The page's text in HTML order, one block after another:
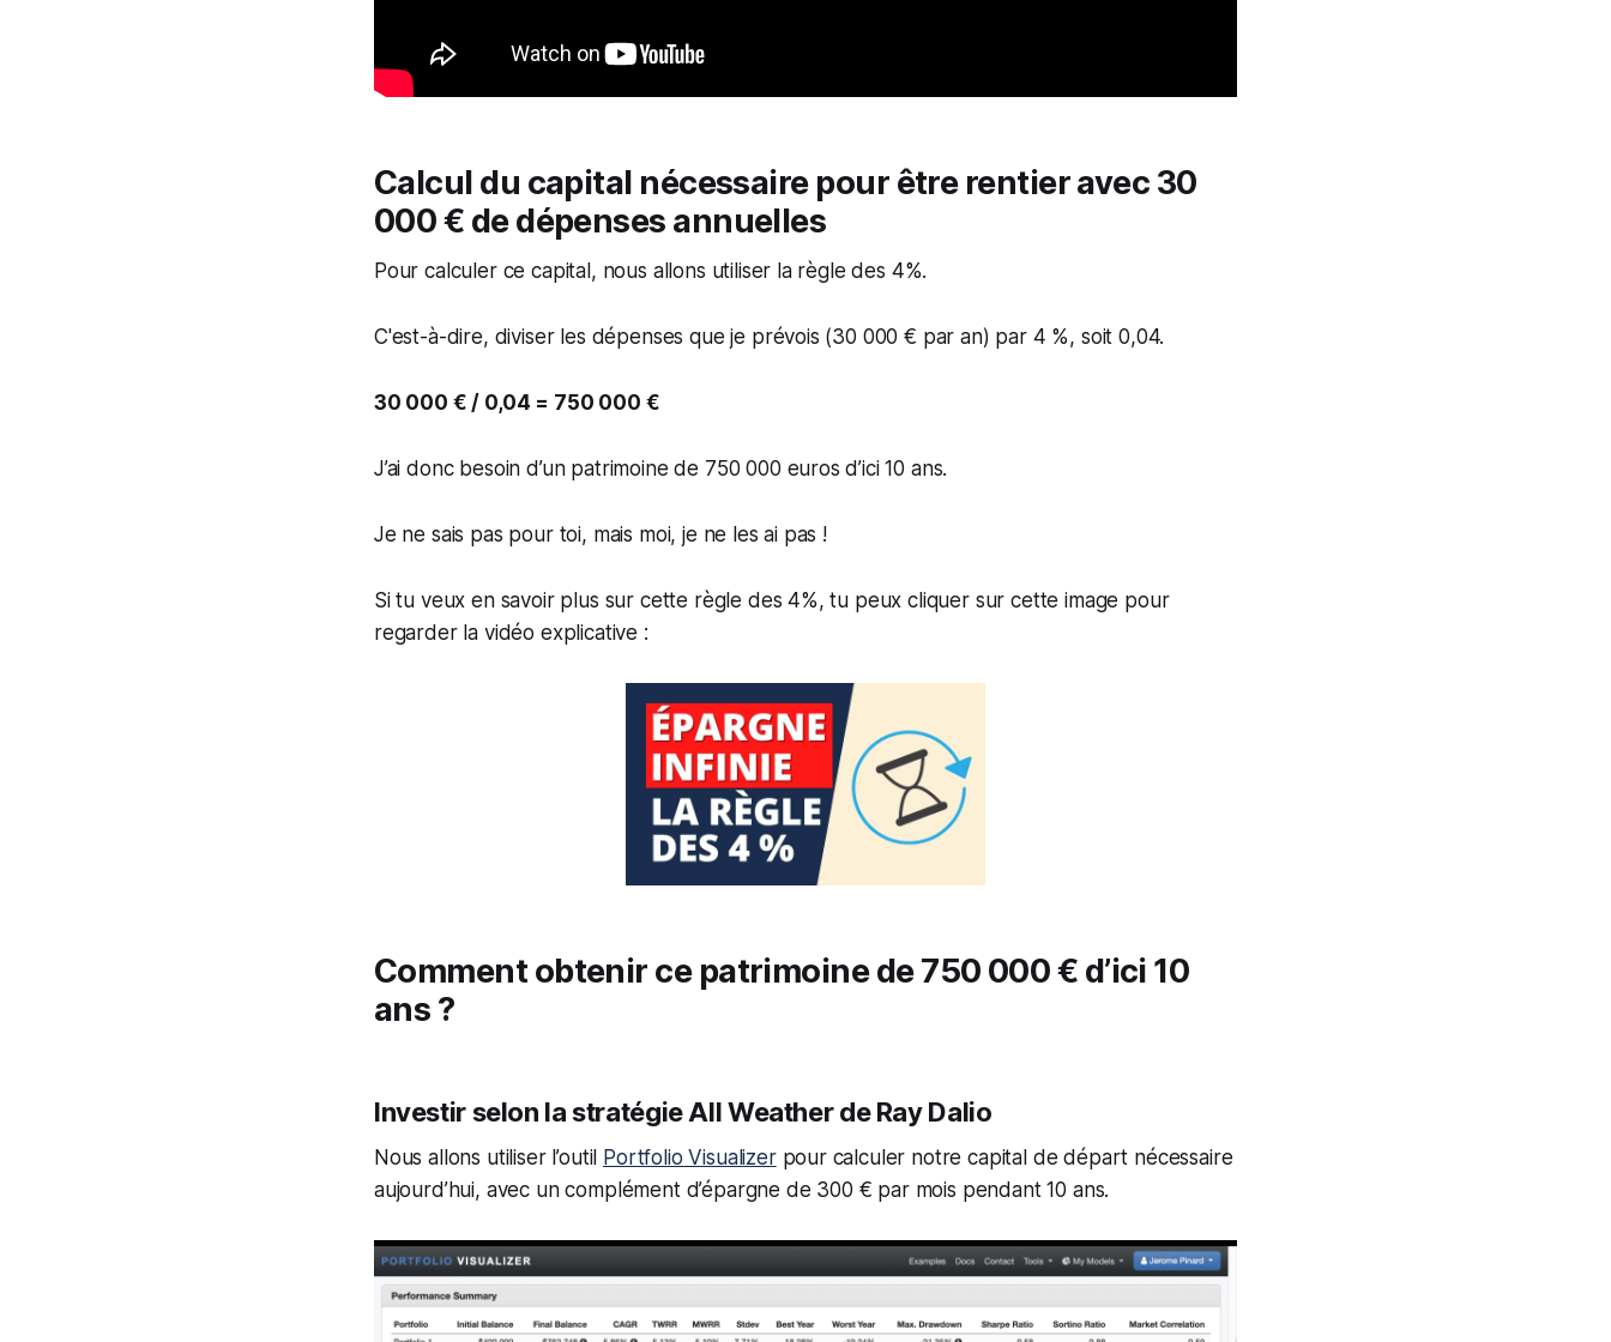
Calcul du capital nécessaire pour être rentier avec 30
000 € de dépenses annuelles
Pour calculer ce capital, nous allons utiliser la règle des 4%.
C'est-à-dire, diviser les dépenses que je prévois (30 000 € par an) par 4 %, soit 0,04.
30 000 € / 0,04 = 750 000 €
J’ai donc besoin d’un patrimoine de 750 000 euros d’ici 10 ans.
Je ne sais pas pour toi, mais moi, je ne les ai pas !
Si tu veux en savoir plus sur cette règle des 4%, tu peux cliquer sur cette image pour
regarder la vidéo explicative :
Comment obtenir ce patrimoine de 750 000 € d’ici 10
ans ?
Investir selon la stratégie All Weather de Ray Dalio
Nous allons utiliser l’outil Portfolio Visualizerpour calculer notre capital de départ nécessaire
aujourd’hui, avec un complément d’épargne de 300 € par mois pendant 10 ans.